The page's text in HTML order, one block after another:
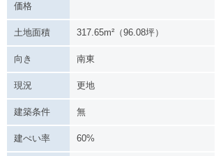
価格
土地面積 317.65m²（96.08坪）
向き 南東
現況 更地
建築条件 無
建ぺい率 60%